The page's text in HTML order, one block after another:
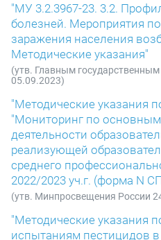
"МУ 3.2.3967-23. 3.2.
болезней. Мероприятия
заражения населения
Методические указания"
(утв. Главным
05.09.2023)
"Методические указания
"Мониторинг по
деятельности
реализующей
среднего
2022/2023 уч.г. (форма N
(утв. Минпросвещения России
"Методические указания
испытаниям пестицидов